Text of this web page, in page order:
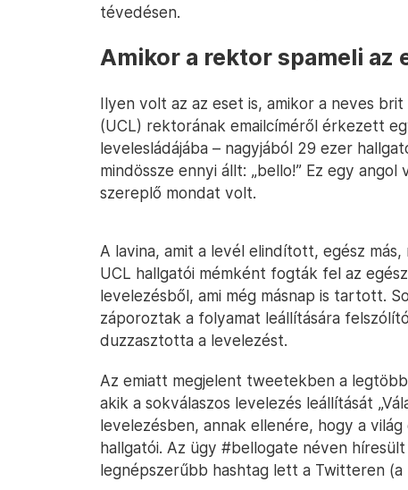
tévedésen.
Amikor a rektor spameli az
Ilyen volt az az eset is, amikor a neves
(UCL) rektorának emailcíméről érkezett
levelesládájába – nagyjából 29 ezer
mindössze ennyi állt: „bello!” Ez egy
szereplő mondat volt.
A lavina, amit a levél elindított, egész
UCL hallgatói mémként fogták fel az
levelezésből, ami még másnap is tartott.
záporoztak a folyamat leállítására
duzzasztotta a levelezést.
Az emiatt megjelent tweetekben a
akik a sokválaszos levelezés leállítását
levelezésben, annak ellenére, hogy a
hallgatói. Az ügy #bellogate néven híresült
legnépszerűbb hashtag lett a Twitteren (a